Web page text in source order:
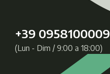
+39 0958100009
(Lun - Dim / 9:00 a 18:00)